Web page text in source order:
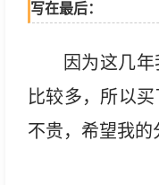
写在最后：
因为这几
比较多，所以
不贵，希望我的